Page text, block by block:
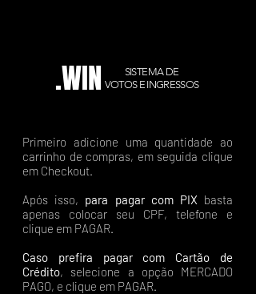
.WIN
SISTEMA DE
VOTOS E INGRESSOS
Primeiro adicione uma quantidade ao
carrinho de compras, em seguida clique
em Checkout.
Após isso, para pagar com PIX basta
apenas colocar seu CPF, telefone e
clique em PAGAR.
Caso prefira pagar com Cartão de
Crédito, selecione a opção MERCADO
PAGO, e clique em PAGAR.